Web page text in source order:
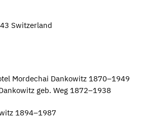
Switzerland
Mordechai Dankowitz 1870–1949
geb. Weg 1872–1938
1894–1987